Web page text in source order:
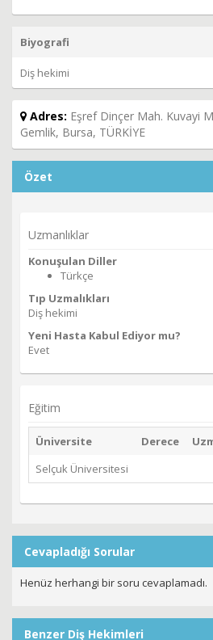
Biyografi
Diş hekimi
Adres: Eşref Dinçer Mah. Kuvayi
Gemlik, Bursa, TÜRKİYE
Özet
Uzmanlıklar
Konuşulan Diller
Türkçe
Tıp Uzmalıkları
Diş hekimi
Yeni Hasta Kabul Ediyor mu?
Evet
Eğitim
Üniversite Derece
Selçuk Üniversitesi
Cevapladığı Sorular
Henüz herhangi bir soru cevaplamadı.
Benzer Diş Hekimleri